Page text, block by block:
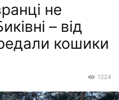
не
– від
кошики
1224